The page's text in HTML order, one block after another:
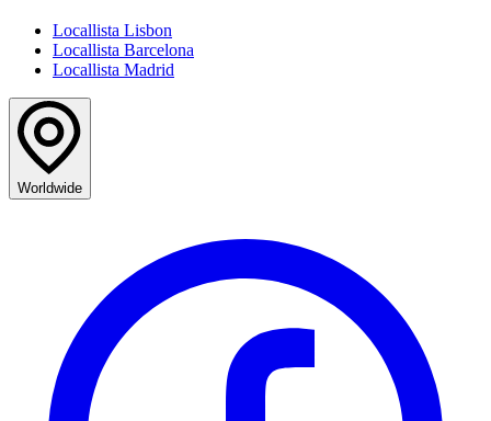
Locallista Lisbon
Locallista Barcelona
Locallista Madrid
Worldwide